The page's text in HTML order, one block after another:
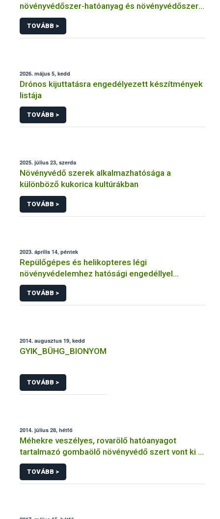
növényvédőszer-hatóanyag és növényvédőszer
engedélyezésére, továbbá a meglévő engedély
meghosszabbítására vagy módosítására irányuló
eljárásba
TOVÁBB >
2026. május 5, kedd
Drónos kijuttatásra engedélyezett készítmények
listája
TOVÁBB >
2025. július 23, szerda
Növényvédő szerek alkalmazhatósága a
különböző kukorica kultúrákban
TOVÁBB >
2023. április 14, péntek
Repülőgépes és helikopteres légi
növényvédelemhez hatósági engedéllyel
rendelkező szervezetek
TOVÁBB >
2014. augusztus 19, kedd
GYIK_BÜHG_BIONYOM
TOVÁBB >
2014. július 28, hétfő
Méhekre veszélyes, rovarölő hatóanyagot
tartalmazó gombaölő növényvédő szert vont ki a
forgalomból a NÉBIH
TOVÁBB >